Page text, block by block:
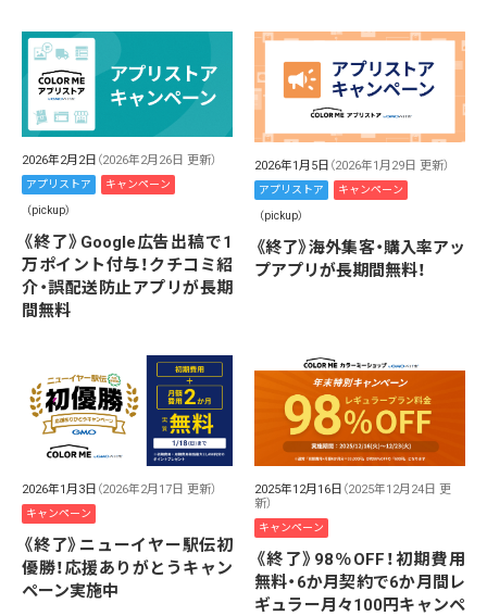
2026年2月2日 （2026年2月26日 更新）
アプリストア キャンペーン
（pickup）
《終了》Google広告出稿で1
万ポイント付与！クチコミ紹
介・誤配送防止アプリが長期
間無料
2026年1月5日 （2026年1月29日 更新）
アプリストア キャンペーン
（pickup）
《終了》海外集客・購入率アッ
プアプリが長期間無料！
2026年1月3日 （2026年2月17日 更新）
キャンペーン
《終了》ニューイヤー駅伝初
優勝！応援ありがとうキャン
ペーン実施中
2025年12月16日 （2025年12月24日 更
新）
キャンペーン
《終了》98％OFF！初期費用
無料・6か月契約で6か月間レ
ギュラー月々100円キャンペ